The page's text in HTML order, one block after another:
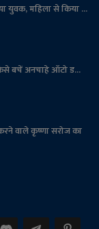
युवक, महिला से किया ...
बचें अनचाहे ऑटो ड...
वाले कृष्णा सरोज का